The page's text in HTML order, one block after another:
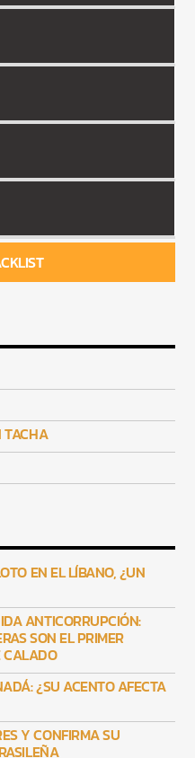
TACHA
EN EL LÍBANO, ¿UN
ANTICORRUPCIÓN:
SON EL PRIMER
CALADO
¿SU ACENTO AFECTA
Y CONFIRMA SU